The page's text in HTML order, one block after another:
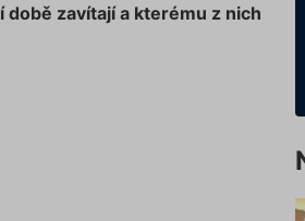
době zavítají a kterému z nich